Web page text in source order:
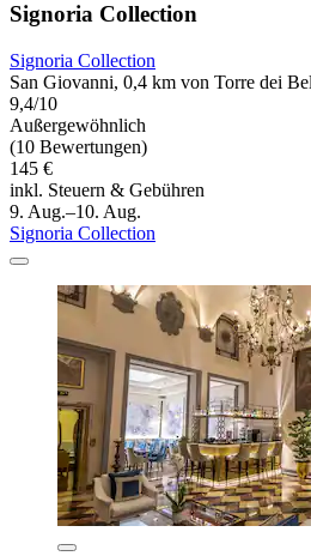
Signoria Collection
Signoria Collection
San Giovanni, 0,4 km von Torre dei
9,4/10
Außergewöhnlich
(10 Bewertungen)
145 €
inkl. Steuern & Gebühren
9. Aug.–10. Aug.
Signoria Collection